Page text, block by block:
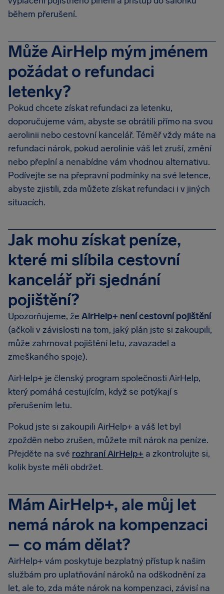
během přerušení.
Může AirHelp mým jménem
požádat o refundaci
letenky?
Pokud chcete získat refundaci za letenku,
doporučujeme vám, abyste se obrátili přímo na svou
aerolinii nebo cestovní kancelář. Téměř vždy máte na
refundaci nárok, pokud aerolinie váš let zruší, změní
nebo přeplní a nenabídne vám vhodnou alternativu.
Podívejte se na přepravní podmínky na své letence,
abyste zjistili, zda můžete získat refundaci i v jiných
situacích.
Jak mohu získat peníze,
které mi slíbila cestovní
kancelář při sjednání
pojištění?
Upozorňujeme, že AirHelp+ není cestovní pojištění
(ačkoli v závislosti na tom, jaký plán jste si zakoupili,
může zahrnovat pojištění letu, zavazadel a
zmeškaného spoje).
AirHelp+ je členský program společnosti AirHelp,
který pomáhá cestujícím, když se potýkají s
přerušením letu.
Pokud jste si zakoupili AirHelp+ a váš let byl
zpožděn nebo zrušen, můžete mít nárok na peníze.
Přejděte na své rozhraní AirHelp+ a zkontrolujte si,
kolik byste měli obdržet.
Mám AirHelp+, ale můj let
nemá nárok na kompenzaci
– co mám dělat?
AirHelp+ vám poskytuje bezplatný přístup k našim
službám pro uplatňování nároků na odškodnění za
let, ale to, zda máte nárok na kompenzaci, závisí na